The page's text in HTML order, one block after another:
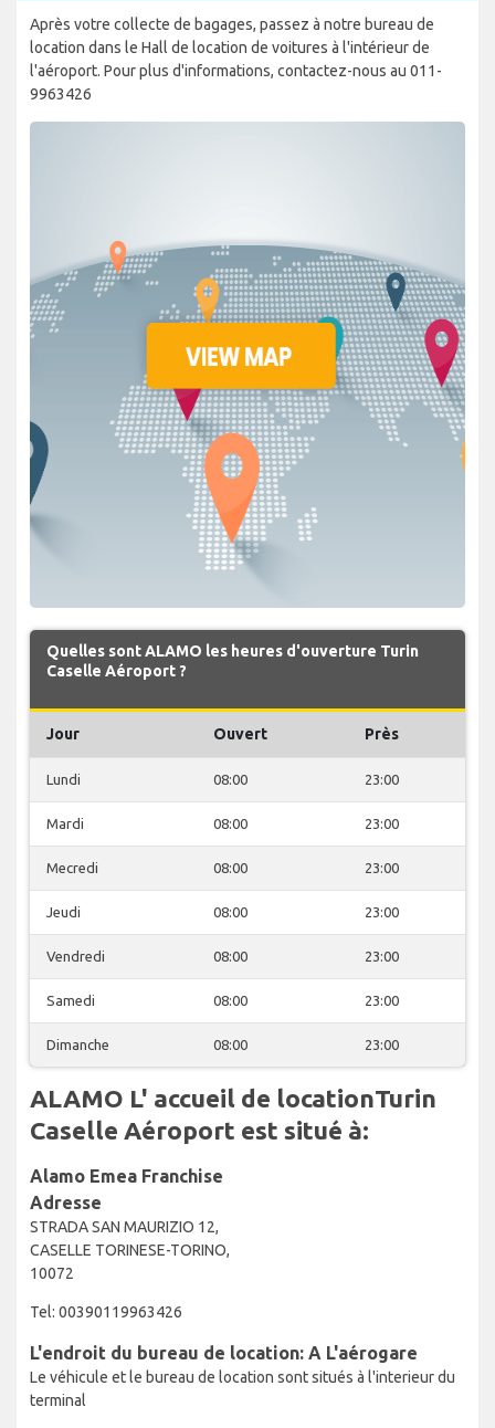
Après votre collecte de bagages, passez à notre bureau de
location dans le Hall de location de voitures à l'intérieur de
l'aéroport. Pour plus d'informations, contactez-nous au 011-
9963426
Quelles sont ALAMO les heures d'ouverture Turin
Caselle Aéroport ?
Jour Ouvert Près
Lundi 08:00 23:00
Mardi 08:00 23:00
Mecredi 08:00 23:00
Jeudi 08:00 23:00
Vendredi 08:00 23:00
Samedi 08:00 23:00
Dimanche 08:00 23:00
ALAMO L' accueil de locationTurin
Caselle Aéroport est situé à:
Alamo Emea Franchise
Adresse
STRADA SAN MAURIZIO 12,
CASELLE TORINESE-TORINO,
10072
Tel: 00390119963426
L'endroit du bureau de location: A L'aérogare
Le véhicule et le bureau de location sont situés à l'interieur du
terminal